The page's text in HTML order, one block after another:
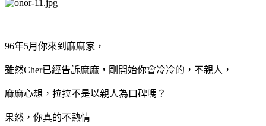
96年5月你來到麻麻家，
雖然Cher已經告訴麻麻，剛開始你會冷冷的，不親人，
麻麻心想，拉拉不是以親人為口碑嗎？
果然，你真的不熱情